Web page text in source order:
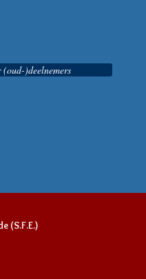
)deelnemers
(S.F.E.)